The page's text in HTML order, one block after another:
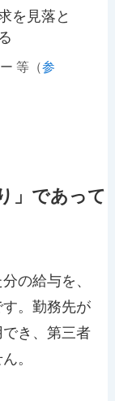
を見落と
等（参
」であって
の給与を、
。勤務先が
き、第三者
。